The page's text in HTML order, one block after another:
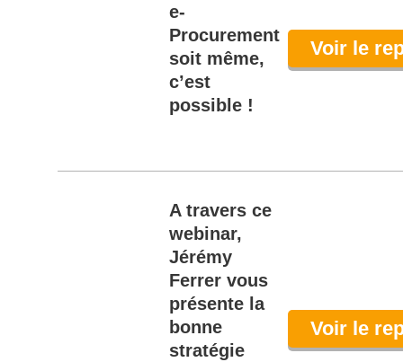
e-
Procurement
soit même,
c’est
possible !
Voir le
A travers ce
webinar,
Jérémy
Ferrer vous
présente la
bonne
stratégie
Voir le